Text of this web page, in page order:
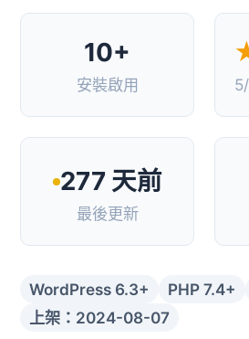
10+
安裝啟用
277 天前
最後更新
WordPress 6.3+ PHP 7.4+
上架：2024-08-07